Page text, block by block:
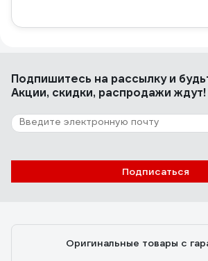
Подпишитесь на рассылкуи
Акции, скидки, распродажи ждут!
Подписаться
Оригинальные товары с